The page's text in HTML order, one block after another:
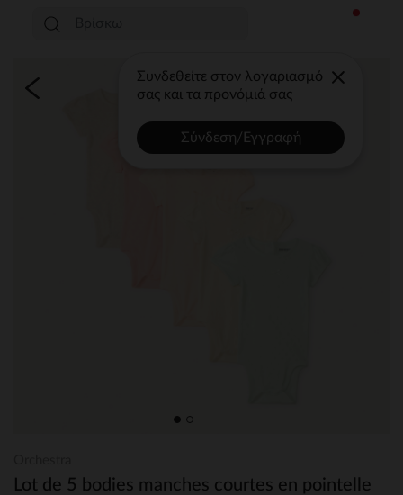
Συνδεθείτε στον λογαριασμό
σας και τα προνόμιά σας
Σύνδεση/Εγγραφή
Lot de 5 bodies manches courtes en pointelle